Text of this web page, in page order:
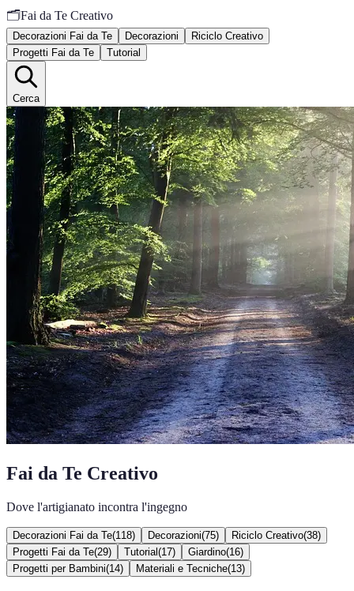
🗂️Fai da Te Creativo
Decorazioni Fai da Te Decorazioni
Riciclo Creativo
Progetti Fai da Te
Tutorial
Cerca
Fai da Te Creativo
Dove l'artigianato incontra l'ingegno
Decorazioni Fai da Te(118) Decorazioni(75) Riciclo Creativo(38)
Progetti Fai da Te(29) Tutorial (17) Giardino(16)
Progetti per Bambini(14) Materiali e Tecniche(13)